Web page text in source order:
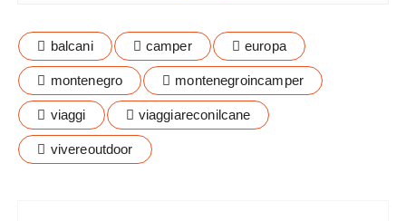
balcani camper europa
montenegro montenegroincamper
viaggi viaggiareconilcane
vivereoutdoor